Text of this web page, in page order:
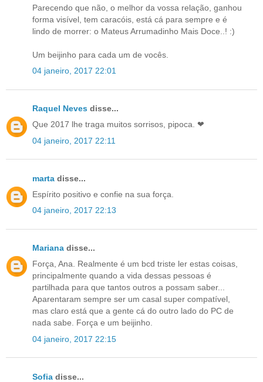
Parecendo que não, o melhor da vossa relação, ganhou
forma visível, tem caracóis, está cá para sempre e é
lindo de morrer: o Mateus Arrumadinho Mais Doce..! :)
Um beijinho para cada um de vocês.
04 janeiro, 2017 22:01
Raquel Neves disse...
Que 2017 lhe traga muitos sorrisos, pipoca. ❤
04 janeiro, 2017 22:11
marta disse...
Espírito positivo e confie na sua força.
04 janeiro, 2017 22:13
Mariana disse...
Força, Ana. Realmente é um bcd triste ler estas coisas,
principalmente quando a vida dessas pessoas é
partilhada para que tantos outros a possam saber...
Aparentaram sempre ser um casal super compatível,
mas claro está que a gente cá do outro lado do PC de
nada sabe. Força e um beijinho.
04 janeiro, 2017 22:15
Sofia disse...